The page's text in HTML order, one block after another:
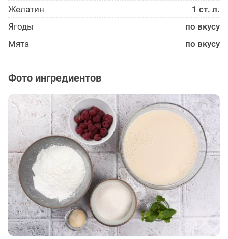
Желатин
1 ст. л.
Ягоды
по вкусу
Мята
по вкусу
Фото ингредиентов